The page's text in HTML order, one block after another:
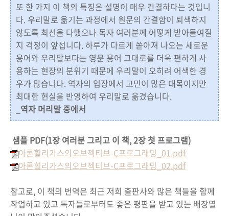
또 한 가지 이 책의 특징은 설명이 매우 간결하다는 것입니
다. 우리말로 옮기는 과정에서 원문의 간결함이 퇴색하지
않도록 최선을 다했으나 독자 여러분께 어떻게 받아들여질
지 걱정이 앞섭니다. 하루가 다르게 쏟아져 나오는 새로운
용어와 우리말보다는 영문 용어 그대로를 더욱 편하게 사
용하는 현장의 분위기 때문에 우리말이 오히려 어색한 경
우가 많습니다. 역자의 입장에서 고민이 많은 대목이지만
최대한 현실을 반영하여 우리말로 옮겼습니다.
역자 머리말 중에서
샘플 PDF(1장 여러분 그리고 이 책, 2장 첫 프로그램)
아론힐리가스의오브젝티브-C프로그래밍_01.pdf
아론힐리가스의오브젝티브-C프로그래밍_02.pdf
참고로, 이 책의 번역은 최근 저희 출판사와 많은 책들을 함께
작업하고 있고 독자들로부터도 좋은 평판을 받고 있는 배장열